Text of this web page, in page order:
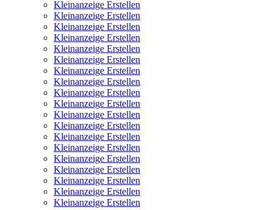
Kleinanzeige Erstellen
Kleinanzeige Erstellen
Kleinanzeige Erstellen
Kleinanzeige Erstellen
Kleinanzeige Erstellen
Kleinanzeige Erstellen
Kleinanzeige Erstellen
Kleinanzeige Erstellen
Kleinanzeige Erstellen
Kleinanzeige Erstellen
Kleinanzeige Erstellen
Kleinanzeige Erstellen
Kleinanzeige Erstellen
Kleinanzeige Erstellen
Kleinanzeige Erstellen
Kleinanzeige Erstellen
Kleinanzeige Erstellen
Kleinanzeige Erstellen
Kleinanzeige Erstellen